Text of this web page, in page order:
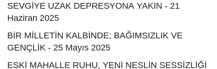
SEVGİYE UZAK DEPRESYONA YAKIN - 21
Haziran 2025
BİR MİLLETİN KALBİNDE; BAĞIMSIZLIK VE
GENÇLİK - 25 Mayıs 2025
ESKİ MAHALLE RUHU, YENİ NESLİN SESSİZLİĞİ